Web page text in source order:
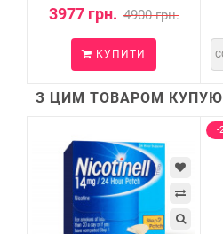
3977 грн. 4900 грн.
КУПИТИ
З ЦИМ ТОВАРОМ
-